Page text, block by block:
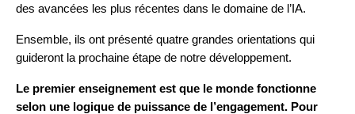
des avancées les plus récentes dans le domaine de l’IA.
Ensemble, ils ont présenté quatre grandes orientations qui
guideront la prochaine étape de notre développement.
Le premier enseignement est que le monde fonctionne
selon une logique de puissance de l’engagement. Pour